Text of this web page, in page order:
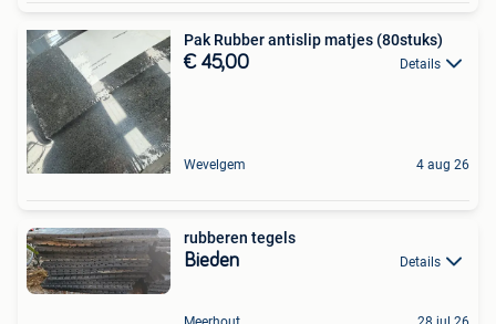
Pak Rubber antislip matjes (80stuks)
€ 45,00 Details
Wevelgem 4 aug 26
rubberen tegels
Bieden Details